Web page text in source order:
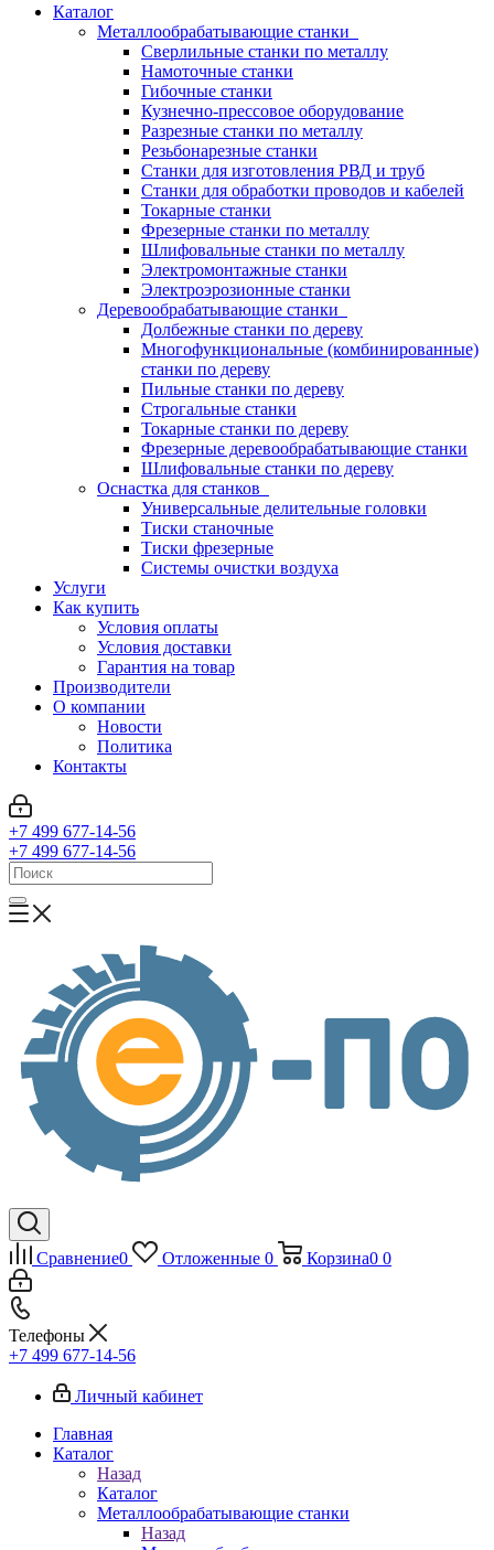
Каталог
Металлообрабатывающие станки
Сверлильные станки по металлу
Намоточные станки
Гибочные станки
Кузнечно-прессовое оборудование
Разрезные станки по металлу
Резьбонарезные станки
Станки для изготовления РВД и труб
Станки для обработки проводов и кабелей
Токарные станки
Фрезерные станки по металлу
Шлифовальные станки по металлу
Электромонтажные станки
Электроэрозионные станки
Деревообрабатывающие станки
Долбежные станки по дереву
Многофункциональные (комбинированные)
станки по дереву
Пильные станки по дереву
Строгальные станки
Токарные станки по дереву
Фрезерные деревообрабатывающие станки
Шлифовальные станки по дереву
Оснастка для станков
Универсальные делительные головки
Тиски станочные
Тиски фрезерные
Системы очистки воздуха
Услуги
Как купить
Условия оплаты
Условия доставки
Гарантия на товар
Производители
О компании
Новости
Политика
Контакты
+7 499 677-14-56
+7 499 677-14-56
Сравнение0 Отложенные 0 Корзина0 0
Телефоны
+7 499 677-14-56
Личный кабинет
Главная
Каталог
Назад
Каталог
Металлообрабатывающие станки
Назад